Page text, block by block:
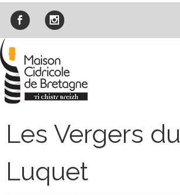
Skip
content
Les Vergers du
Luquet